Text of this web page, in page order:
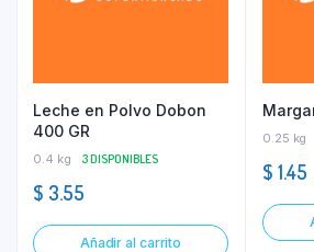
Leche en Polvo Dobon
400 GR
0.4 kg 3 DISPONIBLES
$ 3.55
Añadir al carrito
0.25 kg
$ 1.45